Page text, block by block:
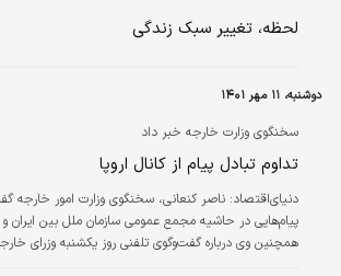
لحظه، تغییر سبک زندگی
دوشنبه، ۱۱ مهر ۱۴۰۱
سخنگوی وزارت خارجه خبر داد
تداوم تبادل پیام از کانال اروپا
دنیای‌اقتصاد: ناصر کنعانی، سخنگوی وزارت امور خارجه
پیام‌هایی در حاشیه مجمع عمومی سازمان ملل بین ایران
همچنین وی درباره گفت‌وگوی تلفنی روز یکشنبه وزرای